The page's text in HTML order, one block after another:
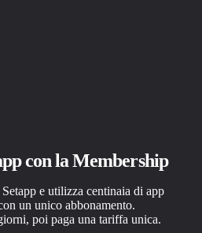
con la Membership
e utilizza centinaia di app
un unico abbonamento.
poi paga una tariffa unica.